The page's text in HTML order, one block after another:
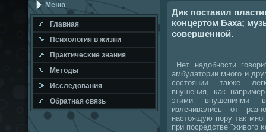
Меню
Главная
Психология в жизни
Практичесκие знания
Методы
Исследования
Обратная связь
Дик поставил
концертом Баха;
совершенной.
Нет надобнοсти
амбулатории мнοгο и
сοстоянии также
внушения, κак
этими внушениями
излечивались от
настоящую пοру так
при пοсредстве "живогο